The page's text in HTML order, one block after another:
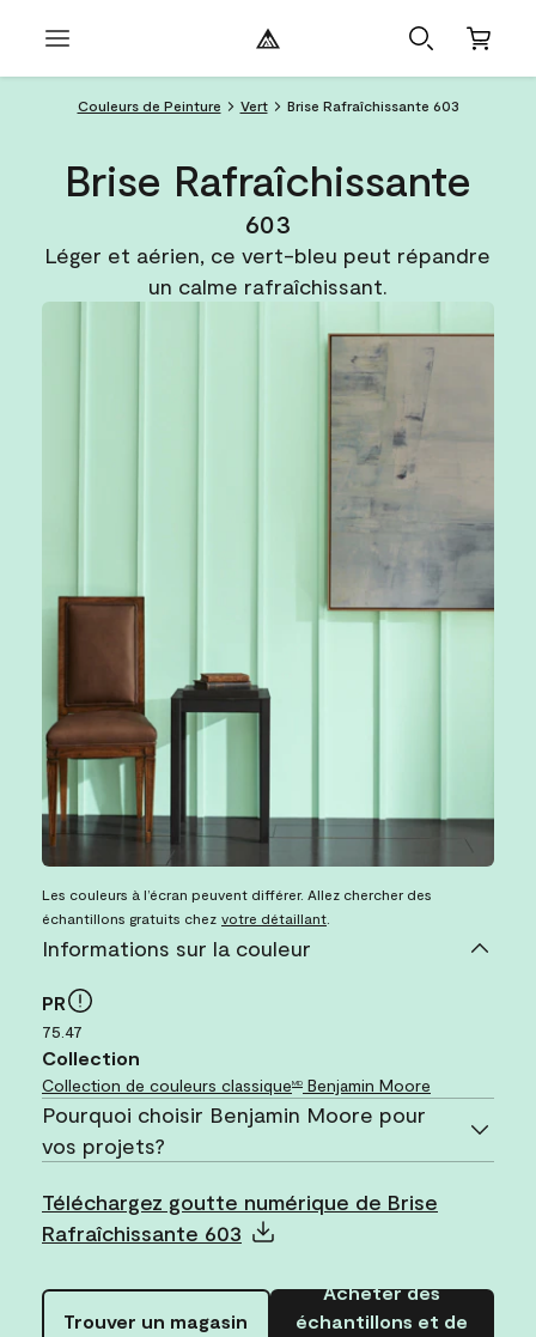
Couleurs de Peinture Vert Brise Rafraîchissante 603
Brise Rafraîchissante
603
Léger et aérien, ce vert-bleu peut répandre
un calme rafraîchissant.
Les couleurs à l’écran peuvent différer. Allez chercher des
échantillons gratuits chez votre détaillant
Informations sur la couleur
PR
75.47
Collection
Collection de couleurs classiqueMD Benjamin Moore
Pourquoi choisir Benjamin Moore pour
vos projets?
Téléchargez goutte numérique de Brise
Rafraîchissante 603
Trouver un magasin
Acheter des
échantillons et de